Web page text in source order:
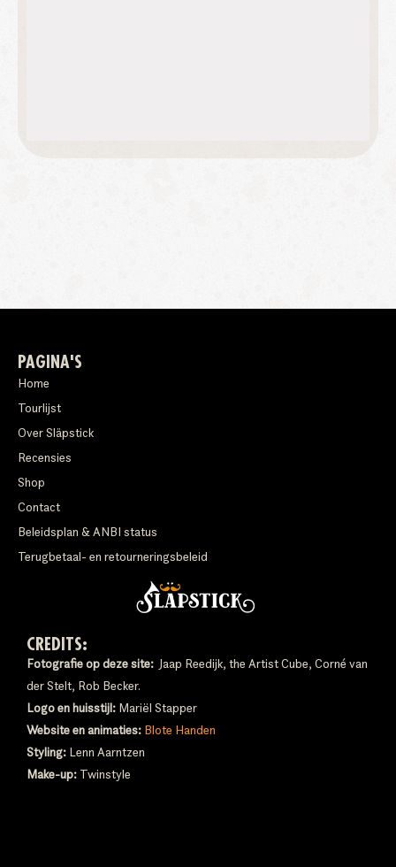
PAGINA'S
Home
Tourlijst
Over Släpstick
Recensies
Shop
Contact
Beleidsplan & ANBI status
Terugbetaal- en retourneringsbeleid
CREDITS:
Fotografie op deze site: Jaap Reedijk, the Artist Cube, Corné van
der Stelt, Rob Becker.
Logo en huisstijl: Mariël Stapper
Website en animaties: Blote Handen
Styling: Lenn Aarntzen
Make-up: Twinstyle